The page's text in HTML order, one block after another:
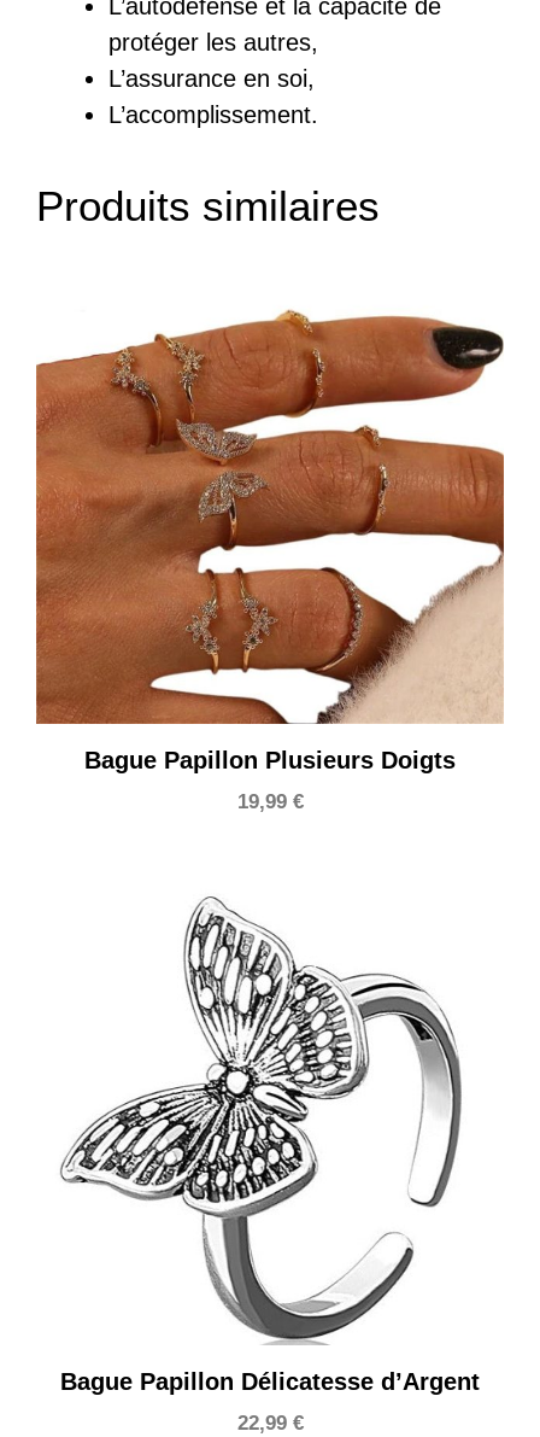
L’autodéfense et la capacité de
protéger les autres,
L’assurance en soi,
L’accomplissement.
Produits similaires
Bague Papillon Plusieurs Doigts
19,99 €
Bague Papillon Délicatesse d’Argent
22,99 €